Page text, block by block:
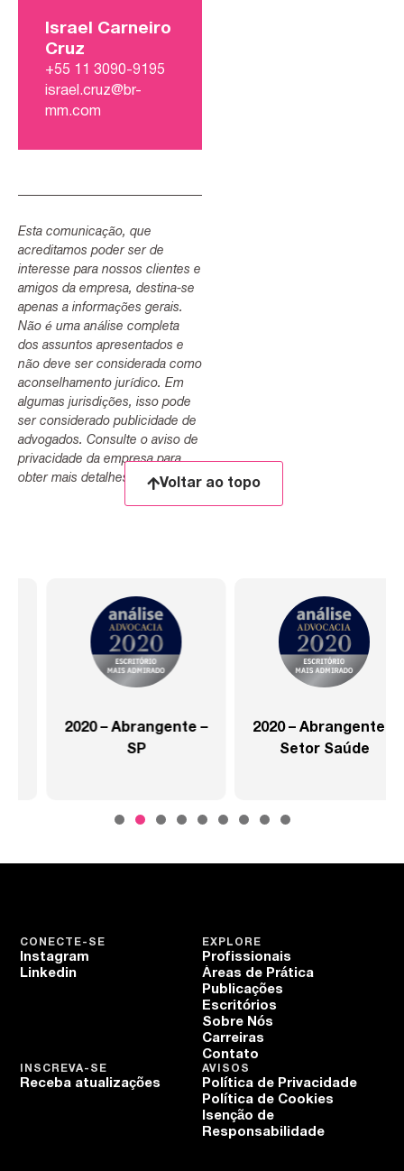
Israel Carneiro
Cruz
+55 11 3090-9195
israel.cruz@br-
mm.com
Esta comunicação, que
acreditamos poder ser de
interesse para nossos clientes e
amigos da empresa, destina-se
apenas a informações gerais.
Não é uma análise completa
dos assuntos apresentados e
não deve ser considerada como
aconselhamento jurídico. Em
algumas jurisdições, isso pode
ser considerado publicidade de
advogados. Consulte o aviso de
privacidade da empresa para
obter mais detalhes.
Voltar ao topo
2020 – Abrangente –
2020 – Abrangente –
Setor Saúde
EXPLORE
Profissionais
Áreas de Prática
Publicações
Escritórios
Sobre Nós
Carreiras
Contato
CONECTE-SE
Instagram
Linkedin
AVISOS
Política de Privacidade
Política de Cookies
Isenção de
Responsabilidade
INSCREVA-SE
Receba atualizações